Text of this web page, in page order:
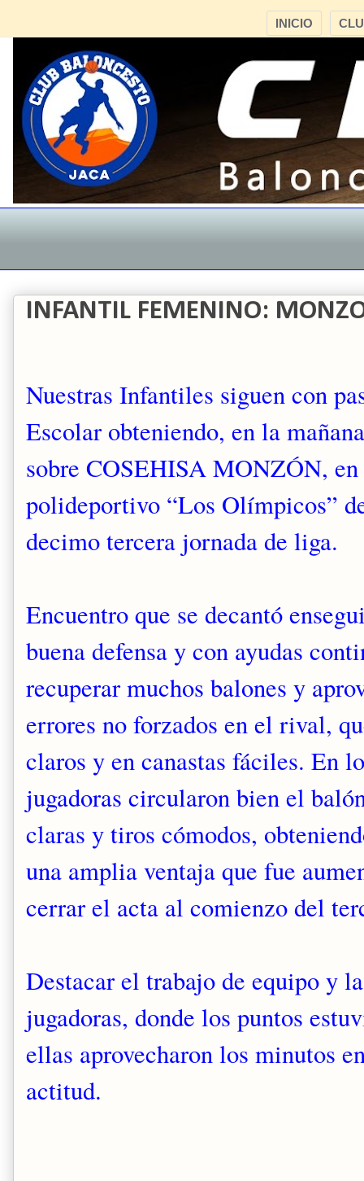
INICIO
INFANTIL FEMENINO:
Nuestras Infantiles siguen con
Escolar obteniendo, en la
sobre COSEHISA MONZÓN,
polideportivo “Los Olímpicos”
decimo tercera jornada de liga.
Encuentro que se decantó
buena defensa y con ayudas
recuperar muchos balones y
errores no forzados en el rival,
claros y en canastas fáciles. En
jugadoras circularon bien el
claras y tiros cómodos,
una amplia ventaja que fue
cerrar el acta al comienzo del
Destacar el trabajo de equipo y
jugadoras, donde los puntos
ellas aprovecharon los minutos
actitud.